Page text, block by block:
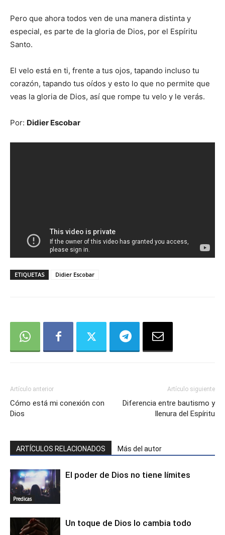
Pero que ahora todos ven de una manera distinta y
especial, es parte de la gloria de Dios, por el Espíritu
Santo.
El velo está en ti, frente a tus ojos, tapando incluso tu
corazón, tapando tus oídos y esto lo que no permite que
veas la gloria de Dios, así que rompe tu velo y le verás.
Por: Didier Escobar
ETIQUETAS Didier Escobar
Artículo anterior
Cómo está mi conexión con
Dios
Artículo siguiente
Diferencia entre bautismo y
llenura del Espíritu
ARTÍCULOS RELACIONADOS Más del autor
Predicas
El poder de Dios no tiene límites
Un toque de Dios lo cambia todo